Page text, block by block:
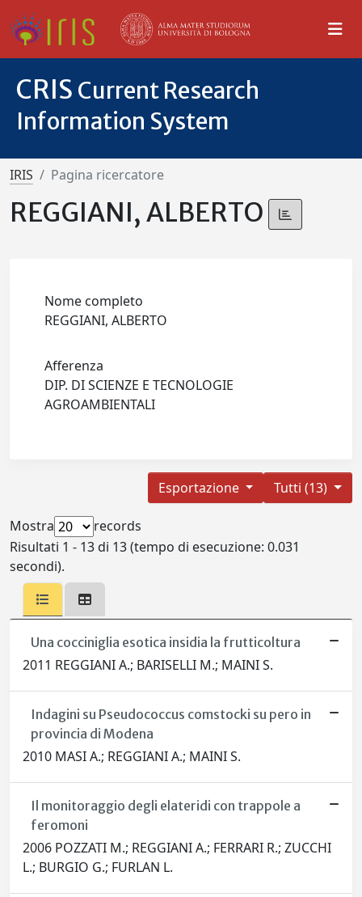
CRIS Current Research
Information System
IRIS Pagina ricercatore
REGGIANI, ALBERTO
Nome completo
REGGIANI, ALBERTO
Afferenza
DIP. DI SCIENZE E TECNOLOGIE
AGROAMBIENTALI
Tutti (13)
Esportazione
Mostra
records
Risultati 1 - 13 di 13 (tempo di esecuzione: 0.031
secondi).
Una cocciniglia esotica insidia la frutticoltura
2011 REGGIANI A.; BARISELLI M.; MAINI S.
Indagini su Pseudococcus comstocki su pero in
provincia di Modena
2010 MASI A.; REGGIANI A.; MAINI S.
Il monitoraggio degli elateridi con trappole a
feromoni
2006 POZZATI M.; REGGIANI A.; FERRARI R.; ZUCCHI
L.; BURGIO G.; FURLAN L.